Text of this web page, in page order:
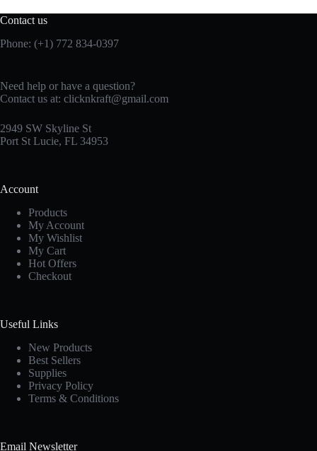
Contact us
Phone: (+1) 772 834-0397
Need help or have a question?
Contact us at: clicknkraft@gmail.com
2949 SW Skyline St
Port St Lucie, FL 34953
Account
Products
My Account
My Wishlist
My Cart
Hot Offers
Checkout
Useful Links
New Products
Best Sellers
Supplies
Privacy Policy
Terms & Conditions
Email Newsletter